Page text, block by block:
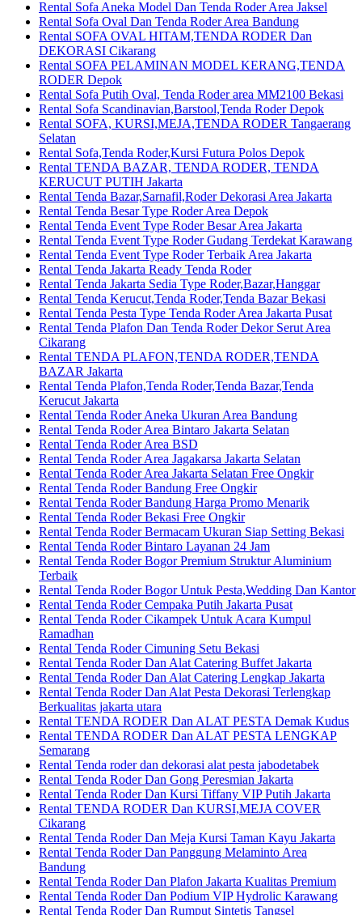
Rental Sofa Aneka Model Dan Tenda Roder Area Jaksel
Rental Sofa Oval Dan Tenda Roder Area Bandung
Rental SOFA OVAL HITAM,TENDA RODER Dan
DEKORASI Cikarang
Rental SOFA PELAMINAN MODEL KERANG,TENDA
RODER Depok
Rental Sofa Putih Oval, Tenda Roder area MM2100 Bekasi
Rental Sofa Scandinavian,Barstool,Tenda Roder Depok
Rental SOFA, KURSI,MEJA,TENDA RODER Tangaerang
Selatan
Rental Sofa,Tenda Roder,Kursi Futura Polos Depok
Rental TENDA BAZAR, TENDA RODER, TENDA
KERUCUT PUTIH Jakarta
Rental Tenda Bazar,Sarnafil,Roder Dekorasi Area Jakarta
Rental Tenda Besar Type Roder Area Depok
Rental Tenda Event Type Roder Besar Area Jakarta
Rental Tenda Event Type Roder Gudang Terdekat Karawang
Rental Tenda Event Type Roder Terbaik Area Jakarta
Rental Tenda Jakarta Ready Tenda Roder
Rental Tenda Jakarta Sedia Type Roder,Bazar,Hanggar
Rental Tenda Kerucut,Tenda Roder,Tenda Bazar Bekasi
Rental Tenda Pesta Type Tenda Roder Area Jakarta Pusat
Rental Tenda Plafon Dan Tenda Roder Dekor Serut Area
Cikarang
Rental TENDA PLAFON,TENDA RODER,TENDA
BAZAR Jakarta
Rental Tenda Plafon,Tenda Roder,Tenda Bazar,Tenda
Kerucut Jakarta
Rental Tenda Roder Aneka Ukuran Area Bandung
Rental Tenda Roder Area Bintaro Jakarta Selatan
Rental Tenda Roder Area BSD
Rental Tenda Roder Area Jagakarsa Jakarta Selatan
Rental Tenda Roder Area Jakarta Selatan Free Ongkir
Rental Tenda Roder Bandung Free Ongkir
Rental Tenda Roder Bandung Harga Promo Menarik
Rental Tenda Roder Bekasi Free Ongkir
Rental Tenda Roder Bermacam Ukuran Siap Setting Bekasi
Rental Tenda Roder Bintaro Layanan 24 Jam
Rental Tenda Roder Bogor Premium Struktur Aluminium
Terbaik
Rental Tenda Roder Bogor Untuk Pesta,Wedding Dan Kantor
Rental Tenda Roder Cempaka Putih Jakarta Pusat
Rental Tenda Roder Cikampek Untuk Acara Kumpul
Ramadhan
Rental Tenda Roder Cimuning Setu Bekasi
Rental Tenda Roder Dan Alat Catering Buffet Jakarta
Rental Tenda Roder Dan Alat Catering Lengkap Jakarta
Rental Tenda Roder Dan Alat Pesta Dekorasi Terlengkap
Berkualitas jakarta utara
Rental TENDA RODER Dan ALAT PESTA Demak Kudus
Rental TENDA RODER Dan ALAT PESTA LENGKAP
Semarang
Rental Tenda roder dan dekorasi alat pesta jabodetabek
Rental Tenda Roder Dan Gong Peresmian Jakarta
Rental Tenda Roder Dan Kursi Tiffany VIP Putih Jakarta
Rental TENDA RODER Dan KURSI,MEJA COVER
Cikarang
Rental Tenda Roder Dan Meja Kursi Taman Kayu Jakarta
Rental Tenda Roder Dan Panggung Melaminto Area
Bandung
Rental Tenda Roder Dan Plafon Jakarta Kualitas Premium
Rental Tenda Roder Dan Podium VIP Hydrolic Karawang
Rental Tenda Roder Dan Rumput Sintetis Tangsel